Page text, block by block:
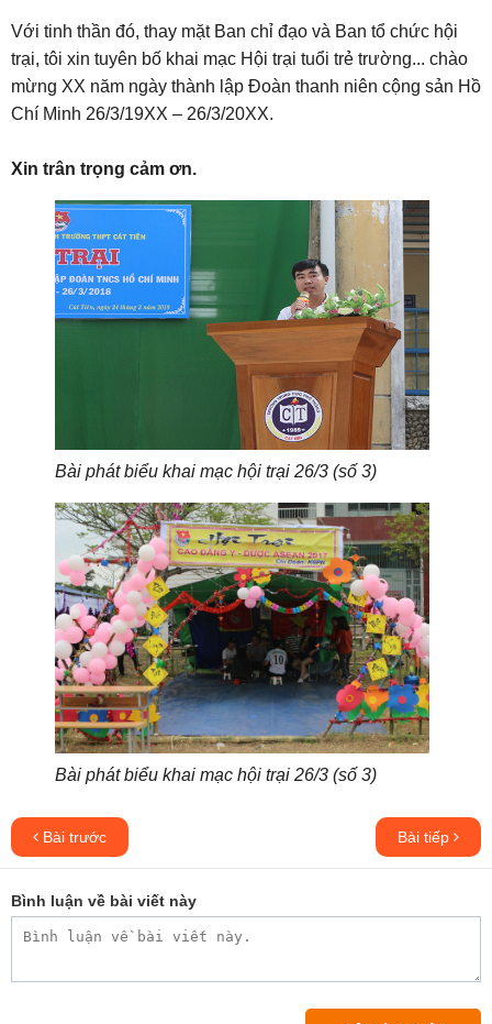
Với tinh thần đó, thay mặt Ban chỉ đạo và Ban tổ chức hội
trại, tôi xin tuyên bố khai mạc Hội trại tuổi trẻ trường... chào
mừng XX năm ngày thành lập Đoàn thanh niên cộng sản Hồ
Chí Minh 26/3/19XX – 26/3/20XX.
Xin trân trọng cảm ơn.
Bài phát biểu khai mạc hội trại 26/3 (số 3)
Bài phát biểu khai mạc hội trại 26/3 (số 3)
Bài trước Bài tiếp
Bình luận về bài viết này